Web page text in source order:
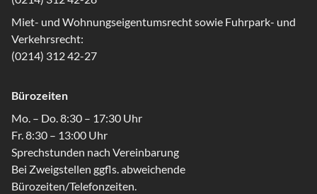
Miet- und Wohnungseigentumsrecht sowie Fuhrpark- und
Verkehrsrecht:
(0214) 312 42-27
Bürozeiten
Mo. – Do. 8:30 – 17:30 Uhr
Fr. 8:30 – 13:00 Uhr
Sprechstunden nach Vereinbarung
Bei Zweigstellen ggfls. abweichende
Bürozeiten/Telefonzeiten.